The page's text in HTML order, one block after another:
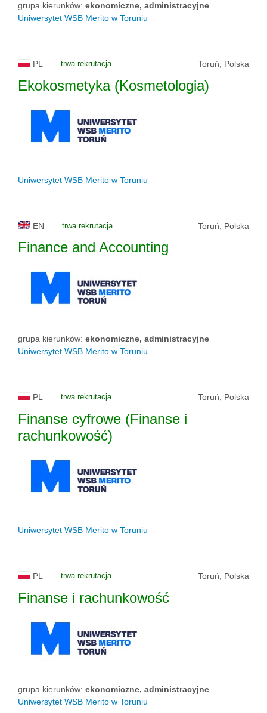
grupa kierunków: ekonomiczne, administracyjne
Uniwersytet WSB Merito w Toruniu
PL trwa rekrutacja Toruń, Polska
Ekokosmetyka (Kosmetologia)
Uniwersytet WSB Merito w Toruniu
EN trwa rekrutacja Toruń, Polska
Finance and Accounting
grupa kierunków: ekonomiczne, administracyjne
Uniwersytet WSB Merito w Toruniu
PL trwa rekrutacja Toruń, Polska
Finanse cyfrowe (Finanse i
rachunkowość)
Uniwersytet WSB Merito w Toruniu
PL trwa rekrutacja Toruń, Polska
Finanse i rachunkowość
grupa kierunków: ekonomiczne, administracyjne
Uniwersytet WSB Merito w Toruniu